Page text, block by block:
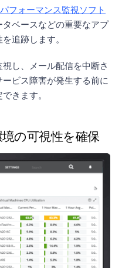
フォーマンス監視ソフト
ベースなどの重要なアプ
追跡します。
し、メール配信を中断さ
ビス障害が発生する前に
きます。
の可視性を確保